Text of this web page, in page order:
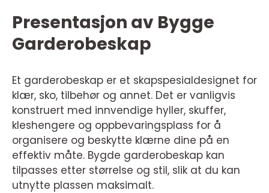
Presentasjon av Bygge
Garderobeskap
Et garderobeskap er et skapspesialdesignet for
klær, sko, tilbehør og annet. Det er vanligvis
konstruert med innvendige hyller, skuffer,
kleshengere og oppbevaringsplass for å
organisere og beskytte klærne dine på en
effektiv måte. Bygde garderobeskap kan
tilpasses etter størrelse og stil, slik at du kan
utnytte plassen maksimalt.